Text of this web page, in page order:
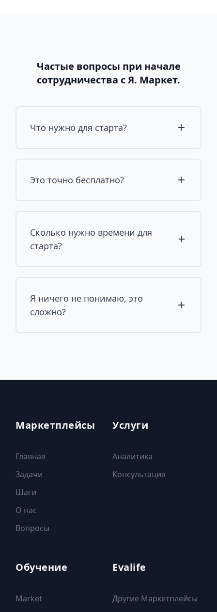
Частые вопросы при начале
сотрудничества с Я. Маркет.
Что нужно для старта?
Это точно бесплатно?
Сколько нужно времени для
старта?
Я ничего не понимаю, это
сложно?
Маркетплейсы
Главная
Задачи
Шаги
О нас
Вопросы
Услуги
Аналитика
Консультация
Обучение
Market
Evalife
Другие Маркетплейсы